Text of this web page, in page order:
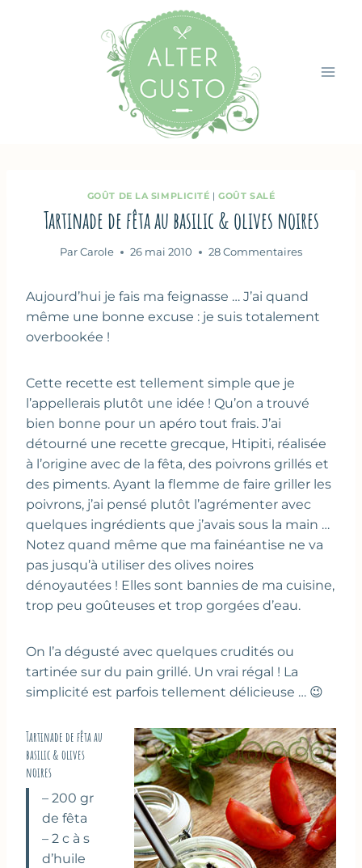
GOÛT DE LA SIMPLICITÉ |GOÛT SALÉ
Tartinade de fêta au basilic & olives noires
Par Carole 26 mai 2010 28 Commentaires
Aujourd’hui je fais ma feignasse … J’ai quand
même une bonne excuse : je suis totalement
overbookée !
Cette recette est tellement simple que je
l’appellerais plutôt une idée ! Qu’on a trouvé
bien bonne pour un apéro tout frais. J’ai
détourné une recette grecque, Htipiti, réalisée
à l’origine avec de la fêta, des poivrons grillés et
des piments. Ayant la flemme de faire griller les
poivrons, j’ai pensé plutôt l’agrémenter avec
quelques ingrédients que j’avais sous la main …
Notez quand même que ma fainéantise ne va
pas jusqu’à utiliser des olives noires
dénoyautées ! Elles sont bannies de ma cuisine,
trop peu goûteuses et trop gorgées d’eau.
On l’a dégusté avec quelques crudités ou
tartinée sur du pain grillé. Un vrai régal ! La
simplicité est parfois tellement délicieuse … 😉
Tartinade de fêta au
basilic & olives
noires
– 200 gr
de fêta
– 2 c à s
d’huile